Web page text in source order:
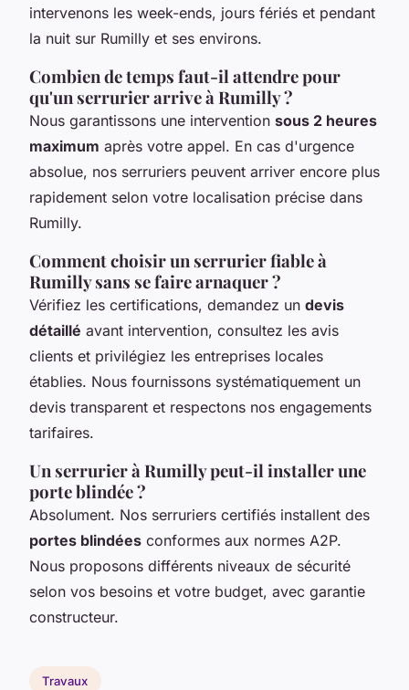
intervenons les week-ends, jours fériés et pendant
la nuit sur Rumilly et ses environs.
Combien de temps faut-il attendre pour
qu'un serrurier arrive à Rumilly ?
Nous garantissons une intervention sous 2 heures
maximum après votre appel. En cas d'urgence
absolue, nos serruriers peuvent arriver encore plus
rapidement selon votre localisation précise dans
Rumilly.
Comment choisir un serrurier fiable à
Rumilly sans se faire arnaquer ?
Vérifiez les certifications, demandez un devis
détaillé avant intervention, consultez les avis
clients et privilégiez les entreprises locales
établies. Nous fournissons systématiquement un
devis transparent et respectons nos engagements
tarifaires.
Un serrurier à Rumilly peut-il installer une
porte blindée ?
Absolument. Nos serruriers certifiés installent des
portes blindées conformes aux normes A2P.
Nous proposons différents niveaux de sécurité
selon vos besoins et votre budget, avec garantie
constructeur.
Travaux